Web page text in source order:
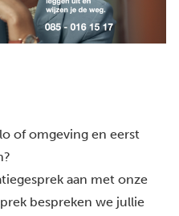
of omgeving en eerst
aan met onze
bespreken we jullie